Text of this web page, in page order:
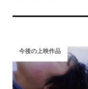
今後の上映作品